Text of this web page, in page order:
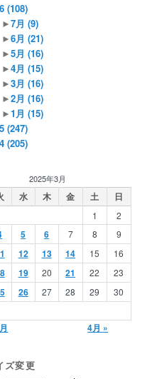
(108)
►7月(9)
►6月(21)
►5月(16)
►4月(15)
►3月(16)
►2月(16)
►1月(15)
(247)
(205)
2025年3月
水 木 金 土 日
1 2
5 6 7 8 9
12 13 14 15 16
19 20 21 22 23
26 27 28 29
30
4月 »
ズ変更